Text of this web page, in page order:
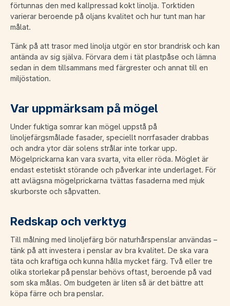
förtunnas den med kallpressad kokt linolja. Torktiden
varierar beroende på oljans kvalitet och hur tunt man har
målat.
Tänk på att trasor med linolja utgör en stor brandrisk och kan
antända av sig själva. Förvara dem i tät plastpåse och lämna
sedan in dem tillsammans med färgrester och annat till en
miljöstation.
Var uppmärksam på mögel
Under fuktiga somrar kan mögel uppstå på
linoljefärgsmålade fasader, speciellt norrfasader drabbas
och andra ytor där solens strålar inte torkar upp.
Mögelprickarna kan vara svarta, vita eller röda. Möglet är
endast estetiskt störande och påverkar inte underlaget. För
att avlägsna mögelprickarna tvättas fasaderna med mjuk
skurborste och såpvatten.
Redskap och verktyg
Till målning med linoljefärg bör naturhårspenslar användas –
tänk på att investera i penslar av bra kvalitet. De ska vara
täta och kraftiga och kunna hålla mycket färg. Två eller tre
olika storlekar på penslar behövs oftast, beroende på vad
som ska målas. Om budgeten är liten så är det bättre att
köpa färre och bra penslar.